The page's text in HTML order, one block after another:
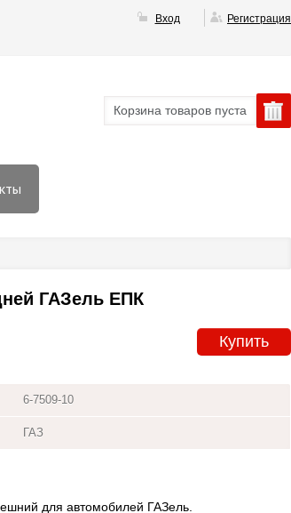
Вход Регистрация
Корзина товаров пуста
ГАЗель ЕПК
Купить
6-7509-10
ГАЗ
для автомобилей ГАЗель.